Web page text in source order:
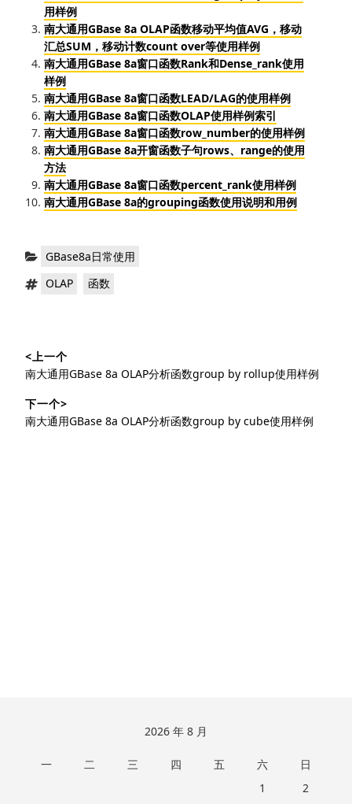
用样例
南大通用GBase 8a OLAP函数移动平均值AVG，移动
汇总SUM，移动计数count over等使用样例
南大通用GBase 8a窗口函数Rank和Dense_rank使用
样例
南大通用GBase 8a窗口函数LEAD/LAG的使用样例
南大通用GBase 8a窗口函数OLAP使用样例索引
南大通用GBase 8a窗口函数row_number的使用样例
南大通用GBase 8a开窗函数子句rows、range的使用
方法
南大通用GBase 8a窗口函数percent_rank使用样例
南大通用GBase 8a的grouping函数使用说明和用例
分
GBase8a日常使用
标
签：
OLAP ，函数
章
导
航
<上一个
上
文
章：
南大通用GBase 8a OLAP分析函数group by rollup使用样例
下一个>
下
南大通用GBase 8a OLAP分析函数group by cube使用样例
2026 年 8 月
一 二 三 四 五 六
日
1
2